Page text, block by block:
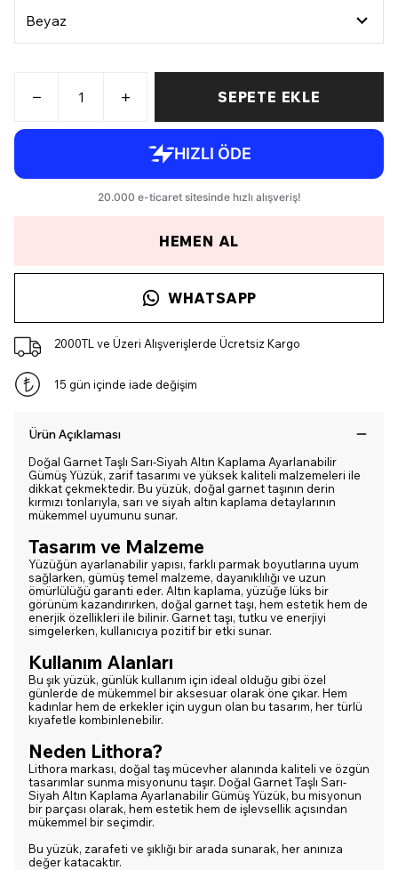
SEPETE EKLE
HEMEN AL
WHATSAPP
2000TL ve Üzeri Alışverişlerde Ücretsiz Kargo
15 gün içinde iade değişim
Ürün Açıklaması
Doğal Garnet Taşlı Sarı-Siyah Altın Kaplama Ayarlanabilir
Gümüş Yüzük, zarif tasarımı ve yüksek kaliteli malzemeleri ile
dikkat çekmektedir. Bu yüzük, doğal garnet taşının derin
kırmızı tonlarıyla, sarı ve siyah altın kaplama detaylarının
mükemmel uyumunu sunar.
Tasarım ve Malzeme
Yüzüğün ayarlanabilir yapısı, farklı parmak boyutlarına uyum
sağlarken, gümüş temel malzeme, dayanıklılığı ve uzun
ömürlülüğü garanti eder. Altın kaplama, yüzüğe lüks bir
görünüm kazandırırken, doğal garnet taşı, hem estetik hem de
enerjik özellikleri ile bilinir. Garnet taşı, tutku ve enerjiyi
simgelerken, kullanıcıya pozitif bir etki sunar.
Kullanım Alanları
Bu şık yüzük, günlük kullanım için ideal olduğu gibi özel
günlerde de mükemmel bir aksesuar olarak öne çıkar. Hem
kadınlar hem de erkekler için uygun olan bu tasarım, her türlü
kıyafetle kombinlenebilir.
Neden Lithora?
Lithora markası, doğal taş mücevher alanında kaliteli ve özgün
tasarımlar sunma misyonunu taşır. Doğal Garnet Taşlı Sarı-
Siyah Altın Kaplama Ayarlanabilir Gümüş Yüzük, bu misyonun
bir parçası olarak, hem estetik hem de işlevsellik açısından
mükemmel bir seçimdir.
Bu yüzük, zarafeti ve şıklığı bir arada sunarak, her anınıza
değer katacaktır.